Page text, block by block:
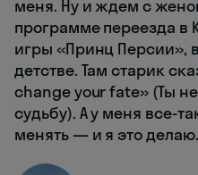
меня. Ну и ждем с
программе переезда в
игры «Принц Персии»,
детстве. Там старик
change your fate» (Ты
судьбу). А у меня все-
менять — и я это делаю.